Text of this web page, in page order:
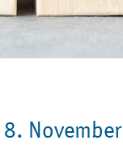
November